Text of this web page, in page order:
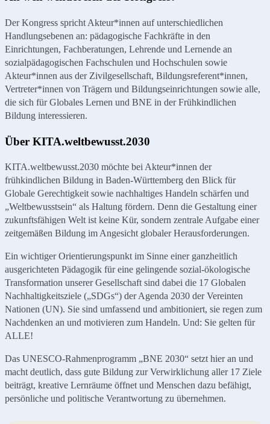
Der Kongress spricht Akteur*innen auf unterschiedlichen
Handlungsebenen an: pädagogische Fachkräfte in den
Einrichtungen, Fachberatungen, Lehrende und Lernende an
sozialpädagogischen Fachschulen und Hochschulen sowie
Akteur*innen aus der Zivilgesellschaft, Bildungsreferent*innen,
Vertreter*innen von Trägern und Bildungseinrichtungen sowie alle,
die sich für Globales Lernen und BNE in der Frühkindlichen
Bildung interessieren.
Über KITA.weltbewusst.2030
KITA.weltbewusst.2030 möchte bei Akteur*innen der
frühkindlichen Bildung in Baden-Württemberg den Blick für
Globale Gerechtigkeit sowie nachhaltiges Handeln schärfen und
„Weltbewusstsein“ als Haltung fördern. Denn die Gestaltung einer
zukunftsfähigen Welt ist keine Kür, sondern zentrale Aufgabe einer
zeitgemäßen Bildung im Angesicht globaler Herausforderungen.
Ein wichtiger Orientierungspunkt im Sinne einer ganzheitlich
ausgerichteten Pädagogik für eine gelingende sozial-ökologische
Transformation unserer Gesellschaft sind dabei die 17 Globalen
Nachhaltigkeitsziele („SDGs“) der Agenda 2030 der Vereinten
Nationen (UN). Sie sind umfassend und ambitioniert, sie regen zum
Nachdenken an und motivieren zum Handeln. Und: Sie gelten für
ALLE!
Das UNESCO-Rahmenprogramm „BNE 2030“ setzt hier an und
macht deutlich, dass gute Bildung zur Verwirklichung aller 17 Ziele
beiträgt, kreative Lernräume öffnet und Menschen dazu befähigt,
persönliche und politische Verantwortung zu übernehmen.